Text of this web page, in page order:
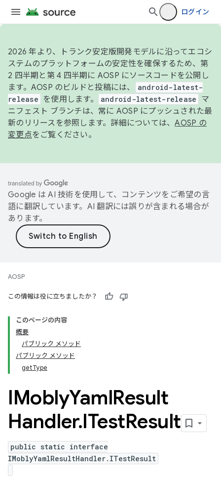
ログイン
2026 年より、トランク安定版開発モデルに沿ってエコシ
ステムのプラットフォームの安定性を確保するため、第
2 四半期と第 4 四半期に AOSP にソースコードを公開し
ます。AOSP のビルドと投稿には、
android-latest-
release
を使用します。 android-latest-release
マ
ニフェスト ブランチは、常に AOSP にプッシュされた最
新のリリースを参照します。詳細については、AOSP の
変更点をご覧ください。
Google は AI 技術を使用して、コンテンツをご希望の言
語に翻訳しています。AI 翻訳には誤りが含まれる場合が
あります。
AOSP
この情報は役に立ちましたか？
このページの内容
概要
パブリック メソッド
パブリック メソッド
getType
IMoblyYamlResult
Handler.ITestResult
public static interface
IMoblyYamlResultHandler.ITestResult